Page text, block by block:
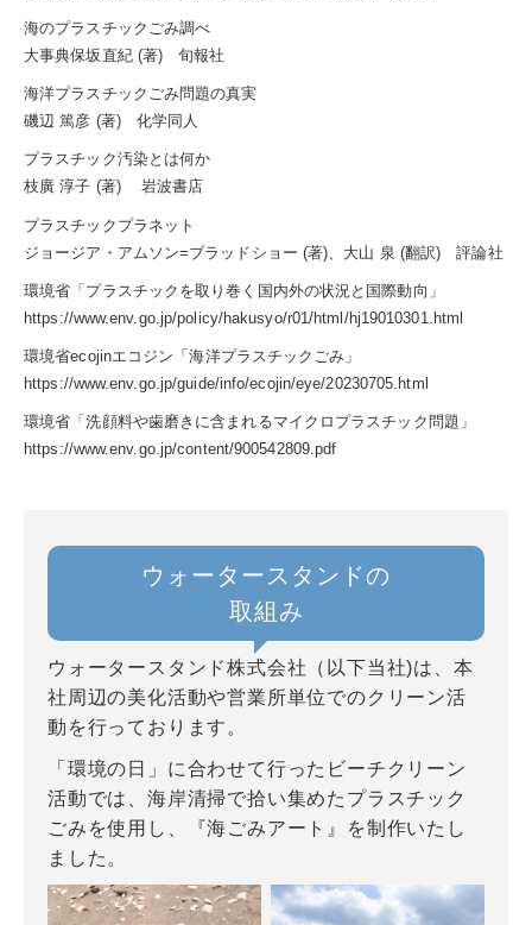
海のプラスチックごみ調べ
大事典保坂直紀 (著) 旬報社
海洋プラスチックごみ問題の真実
磯辺 篤彦 (著) 化学同人
プラスチック汚染とは何か
枝廣 淳子 (著) 岩波書店
プラスチックプラネット
ジョージア・アムソン=ブラッドショー (著)、大山 泉 (翻訳) 評論社
環境省「プラスチックを取り巻く国内外の状況と国際動向」
https://www.env.go.jp/policy/hakusyo/r01/html/hj19010301.html
環境省ecojinエコジン「海洋プラスチックごみ」
https://www.env.go.jp/guide/info/ecojin/eye/20230705.html
環境省「洗顔料や歯磨きに含まれるマイクロプラスチック問題」
https://www.env.go.jp/content/900542809.pdf
ウォータースタンドの
取組み
ウォータースタンド株式会社（以下当社)は、本
社周辺の美化活動や営業所単位でのクリーン活
動を行っております。
「環境の日」に合わせて行ったビーチクリーン
活動では、海岸清掃で拾い集めたプラスチック
ごみを使用し、『海ごみアート』を制作いたし
ました。